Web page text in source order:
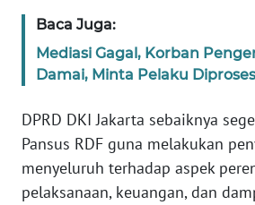
Baca Juga:
Mediasi Gagal, Korban
Damai, Minta Pelaku
DPRD DKI Jakarta sebaiknya
Pansus RDF guna melakukan
menyeluruh terhadap aspek
pelaksanaan, keuangan, dan
KARIR
Wahana
News
Regional